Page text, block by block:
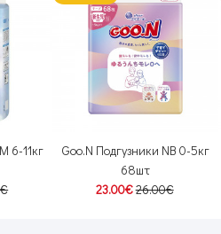
6-11кг
Goo.N Подгузники NB 0-5кг
68шт
23.00€26.00€